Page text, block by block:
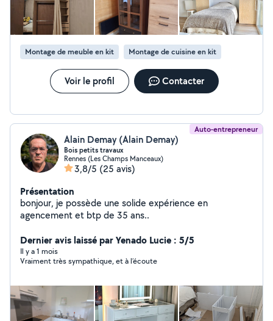
Montage de meuble en kit Montage de cuisine en kit
Voir le profil Contacter
Auto-entrepreneur
Alain Demay (Alain Demay)
Bois petits travaux
Rennes (Les Champs Manceaux)
3,8/5 (25 avis)
Présentation
bonjour, je possède une solide expérience en
agencement et btp de 35 ans..
Dernier avis laissé par Yenado Lucie : 5/5
Il y a 1 mois
Vraiment très sympathique, et à l’écoute